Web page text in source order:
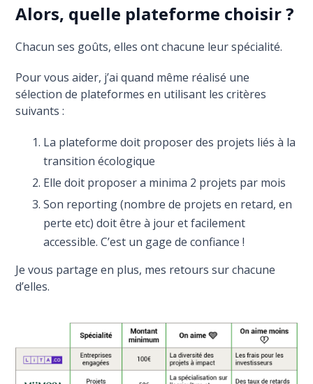
Alors, quelle plateforme choisir ?
Chacun ses goûts, elles ont chacune leur spécialité.
Pour vous aider, j’ai quand même réalisé une
sélection de plateformes en utilisant les critères
suivants :
La plateforme doit proposer des projets liés à la
transition écologique
Elle doit proposer a minima 2 projets par mois
Son reporting (nombre de projets en retard, en
perte etc) doit être à jour et facilement
accessible. C’est un gage de confiance !
Je vous partage en plus, mes retours sur chacune
d’elles.